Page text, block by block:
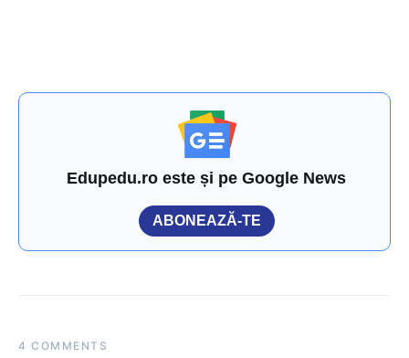
Edupedu.ro este și pe Google News
ABONEAZĂ-TE
4 COMMENTS